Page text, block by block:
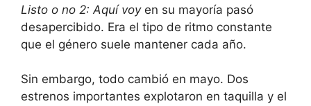
Listo o no 2: Aquí voyen su mayoría pasó
desapercibido. Era el tipo de ritmo constante
que el género suele mantener cada año.
Sin embargo, todo cambió en mayo. Dos
estrenos importantes explotaron en taquilla y el